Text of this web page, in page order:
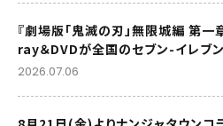
『劇場版「鬼滅の刃」無限城編 第
ray＆DVDが全国のセブン-イレブ
販売が決定！
2026.07.06